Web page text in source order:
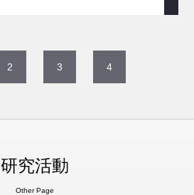
2 3 4
研究活動
Other Page